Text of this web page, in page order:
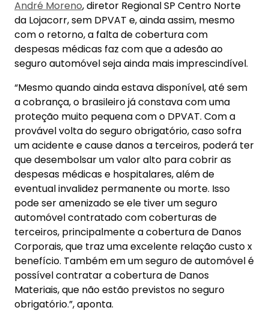
André Moreno, diretor Regional SP Centro Norte
da Lojacorr, sem DPVAT e, ainda assim, mesmo
com o retorno, a falta de cobertura com
despesas médicas faz com que a adesão ao
seguro automóvel seja ainda mais imprescindível.
“Mesmo quando ainda estava disponível, até sem
a cobrança, o brasileiro já constava com uma
proteção muito pequena com o DPVAT. Com a
provável volta do seguro obrigatório, caso sofra
um acidente e cause danos a terceiros, poderá ter
que desembolsar um valor alto para cobrir as
despesas médicas e hospitalares, além de
eventual invalidez permanente ou morte. Isso
pode ser amenizado se ele tiver um seguro
automóvel contratado com coberturas de
terceiros, principalmente a cobertura de Danos
Corporais, que traz uma excelente relação custo x
benefício. Também em um seguro de automóvel é
possível contratar a cobertura de Danos
Materiais, que não estão previstos no seguro
obrigatório.”, aponta.